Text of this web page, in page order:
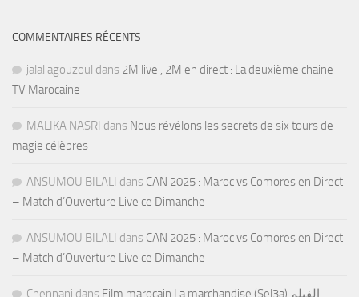
COMMENTAIRES RÉCENTS
jalal agouzoul dans 2M live , 2M en direct : La deuxième chaine
TV Marocaine
MALIKA NASRI dans Nous révélons les secrets de six tours de
magie célèbres
ANSUMOU BILALI dans CAN 2025 : Maroc vs Comores en Direct
– Match d’Ouverture Live ce Dimanche
ANSUMOU BILALI dans CAN 2025 : Maroc vs Comores en Direct
– Match d’Ouverture Live ce Dimanche
Chennani dans Film marocain La marchandise (Sel3a) الفيلم